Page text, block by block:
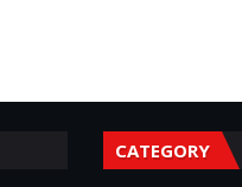
CATEGORY